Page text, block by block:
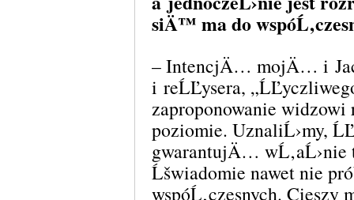
siÄ™ ma do
– IntencjÄ… mojÄ… i
i reĹĽysera,
zaproponowanie
poziomie. UznaliĹ›my,
gwarantujÄ… wĹ‚aĹ›nie
Ĺšwiadomie nawet nie
wspóĹ‚czesnych.